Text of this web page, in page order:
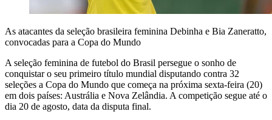
As atacantes da seleção brasileira feminina Debinha e Bia Zaneratto,
convocadas para a Copa do Mundo
A seleção feminina de futebol do Brasil persegue o sonho de
conquistar o seu primeiro título mundial disputando contra 32
seleções a Copa do Mundo que começa na próxima sexta-feira (20)
em dois países: Austrália e Nova Zelândia. A competição segue até o
dia 20 de agosto, data da disputa final.